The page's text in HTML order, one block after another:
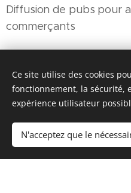
Diffusion de pubs pour
commerçants
© 2020
Optimisé par
Créez votre site web
Ce site utilise des cookies
fonctionnement, la sécurité,
expérience utilisateur
N'acceptez que le